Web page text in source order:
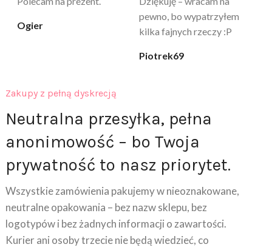
cicha_niespodzianka
na pewno nie raz kupie
klaudia_xx
Neutralna przesyłka, pełna
anonimowość – bo Twoja
prywatność to nasz priorytet.
Wszystkie zamówienia pakujemy w nieoznakowane,
neutralne opakowania – bez nazw sklepu, bez
logotypów i bez żadnych informacji o zawartości.
Kurier ani osoby trzecie nie będą wiedzieć, co
znajduje się w środku. Dodatkowo na wyciągu